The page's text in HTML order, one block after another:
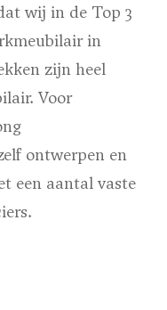
wij in de Top 3
in
zijn heel
Voor
ontwerpen en
een aantal vaste